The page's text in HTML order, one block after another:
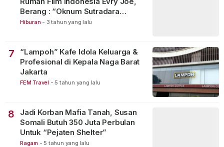
Berang : “Oknum Sutradara
Merusak Perfilman Indonesia”!
Hiburan - 3 tahun yang lalu
7
“Lampoh” Kafe Idola Keluarga &
Profesional di Kepala Naga Barat
Jakarta
FEM Travel - 5 tahun yang lalu
8
Jadi Korban Mafia Tanah, Susan
Somali Butuh 350 Juta Perbulan
Untuk “Pejaten Shelter”
Ragam - 5 tahun yang lalu